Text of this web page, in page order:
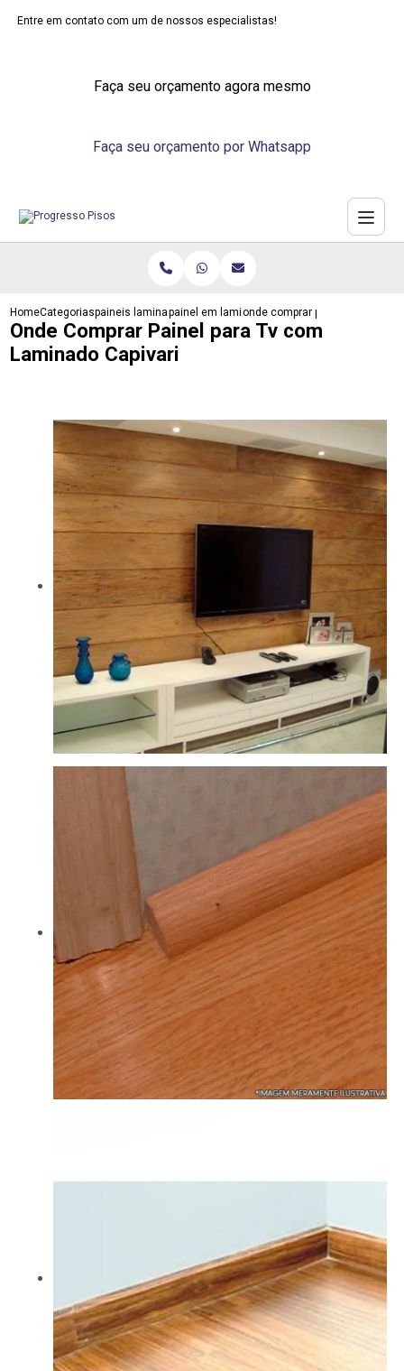
Entre em contato com um de nossos especialistas!
Faça seu orçamento agora mesmo
Faça seu orçamento por Whatsapp
HomeCategoriaspaineis laminadospainel em laminadoonde comprar painel para tv
Onde Comprar Painel para Tv com
Laminado Capivari